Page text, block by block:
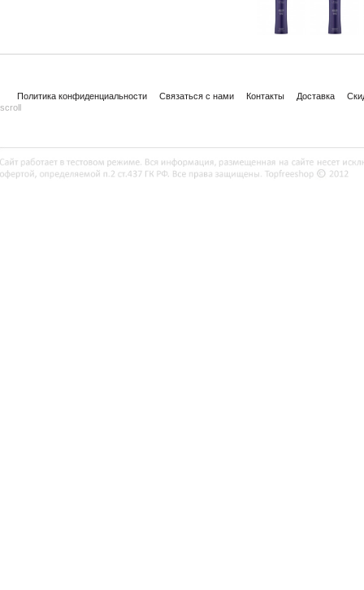
Политика конфиденциальности Связаться с нами Контакты Доставка
scroll